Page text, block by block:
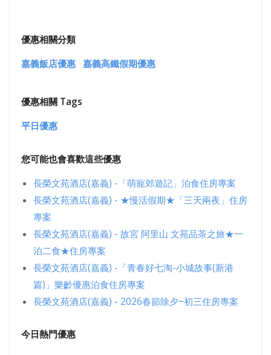
優惠相關分類
嘉義飯店優惠 嘉義高鐵假期優惠
優惠相關 Tags
平日優惠
您可能也會喜歡這些優惠
長榮文苑酒店(嘉義) -「萌寵郊遊記」泊食住房專案
長榮文苑酒店(嘉義) - ★慢活假期★「三天兩夜」住房
專案
長榮文苑酒店(嘉義) - 故宮 阿里山 文苑品茶之旅★一
泊二食★住房專案
長榮文苑酒店(嘉義) -「青春好七淘-小城故事(新港
篇)」樂齡優惠泊食住房專案
長榮文苑酒店(嘉義) - 2026春節除夕~初三住房專案
今日熱門優惠